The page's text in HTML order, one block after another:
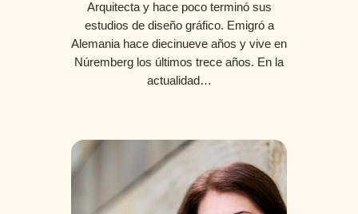
Arquitecta y hace poco terminó sus
estudios de diseño gráfico. Emigró a
Alemania hace diecinueve años y vive en
Núremberg los últimos trece años. En la
actualidad…